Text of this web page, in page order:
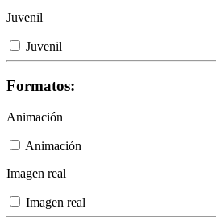
Juvenil
Juvenil
Formatos:
Animación
Animación
Imagen real
Imagen real